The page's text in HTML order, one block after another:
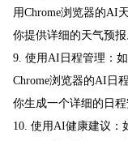
用Chrome浏览器的AI
你提供详细的天气预报
9. 使用AI日程管理：
Chrome浏览器的AI日
你生成一个详细的日程
10. 使用AI健康建议：